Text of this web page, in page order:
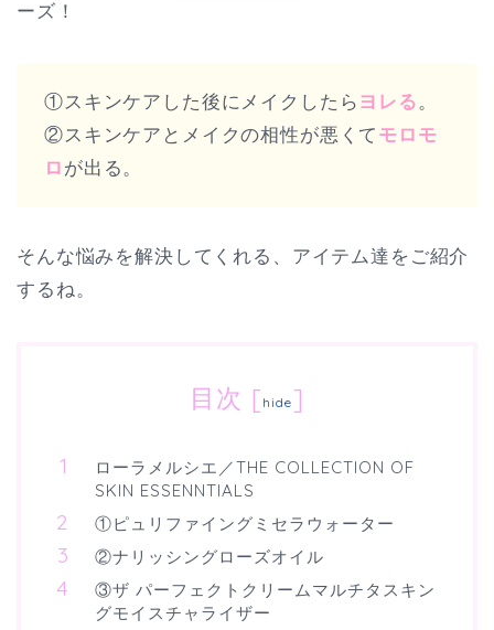
ーズ！
①スキンケアした後にメイクしたら ヨレる。
②スキンケアとメイクの相性が悪くて モロモ
ロ が出る。
そんな悩みを解決してくれる、アイテム達をご紹介
するね。
目次 [ hide]
ローラメルシエ／THE COLLECTION OF
SKIN ESSENNTIALS
①ピュリファイングミセラウォーター
②ナリッシングローズオイル
③ザ パーフェクトクリームマルチタスキン
グモイスチャライザー